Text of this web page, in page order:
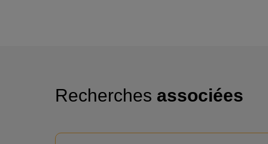
Recherches associées